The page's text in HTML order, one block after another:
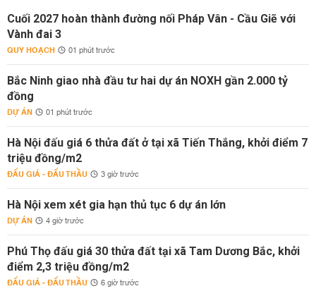
Cuối 2027 hoàn thành đường nối Pháp Vân - Cầu Giẽ với
Vành đai 3
QUY HOẠCH 01 phút trước
Bắc Ninh giao nhà đầu tư hai dự án NOXH gần 2.000 tỷ
đồng
DỰ ÁN 01 phút trước
Hà Nội đấu giá 6 thửa đất ở tại xã Tiến Thắng, khởi điểm 7
triệu đồng/m2
ĐẤU GIÁ - ĐẤU THẦU 3 giờ trước
Hà Nội xem xét gia hạn thủ tục 6 dự án lớn
DỰ ÁN 4 giờ trước
Phú Thọ đấu giá 30 thửa đất tại xã Tam Dương Bắc, khởi
điểm 2,3 triệu đồng/m2
ĐẤU GIÁ - ĐẤU THẦU 6 giờ trước